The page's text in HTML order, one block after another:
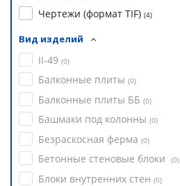
Чертежи (формат TIF) (4)
Вид изделий
II-49 (0)
Балконные плиты (0)
Балконные плиты ББ (0)
Башмаки под колонны (0)
Безраскосная ферма (0)
Бетонные стеновые блоки (0)
Блоки внутренних стен (0)